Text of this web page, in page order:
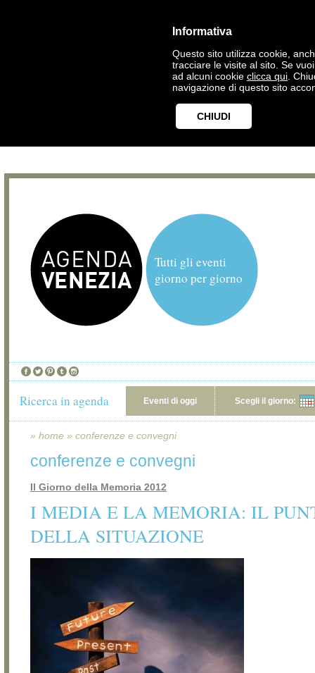
Informativa
Questo sito utilizza cookie,
tracciare le visite al sito. Se
ad alcuni cookie clicca qui .
navigazione di questo sito
CHIUDI
Tutti gli eventi
giorno per giorno
Ricerca in agenda Eventi di oggi Scegli il giorno:
» home » conferenze e convegni
conferenze e convegni
Il Giorno della Memoria 2012
I MEDIA E LA MEMORIA: IL
DELLA SITUAZIONE